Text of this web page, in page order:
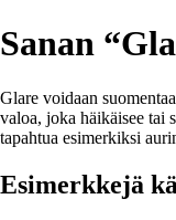
Sanan
Glare voidaan
valoa, joka häikäisee tai
tapahtua esimerkiksi
Esimerkkejä